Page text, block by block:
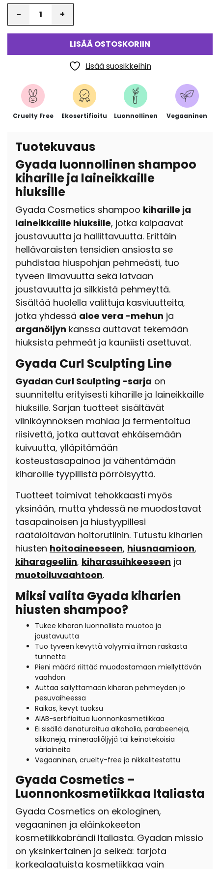
LISÄÄ OSTOSKORIIN
Lisää suosikkeihin
Cruelty Free Ekosertifioitu Luonnollinen Vegaaninen
Tuotekuvaus
Gyada luonnollinen shampoo
kiharille ja laineikkaille
hiuksille
Gyada Cosmetics shampoo kiharille ja
laineikkaille hiuksille, jotka kaipaavat
joustavuutta ja hallittavuutta. Erittäin
hellävaraisten tensidien ansiosta se
puhdistaa hiuspohjan pehmeästi, tuo
tyveen ilmavuutta sekä latvaan
joustavuutta ja silkkistä pehmeyttä.
Sisältää huolella valittuja kasviuutteita,
jotka yhdessä aloe vera -mehun ja
arganöljyn kanssa auttavat tekemään
hiuksista pehmeät ja kauniisti asettuvat.
Gyada Curl Sculpting Line
Gyadan Curl Sculpting -sarja on
suunniteltu erityisesti kiharille ja laineikkaille
hiuksille. Sarjan tuotteet sisältävät
viiniköynnöksen mahlaa ja fermentoitua
riisivettä, jotka auttavat ehkäisemään
kuivuutta, ylläpitämään
kosteustasapainoa ja vähentämään
kiharoille tyypillistä pörröisyyttä.
Tuotteet toimivat tehokkaasti myös
yksinään, mutta yhdessä ne muodostavat
tasapainoisen ja hiustyypillesi
räätälöitävän hoitorutiinin. Tutustu kiharien
hiusten hoitoaineeseen, hiusnaamioon,
kiharageeliin, kiharasuihkeeseen ja
muotoiluvaahtoon.
Miksi valita Gyada kiharien
hiusten shampoo?
Tukee kiharan luonnollista muotoa ja
joustavuutta
Tuo tyveen kevyttä volyymia ilman raskasta
tunnetta
Pieni määrä riittää muodostamaan miellyttävän
vaahdon
Auttaa säilyttämään kiharan pehmeyden jo
pesuvaiheessa
Raikas, kevyt tuoksu
AIAB-sertifioitua luonnonkosmetiikkaa
Ei sisällä denaturoitua alkoholia, parabeeneja,
silikoneja, mineraaliöljyjä tai keinotekoisia
väriaineita
Vegaaninen, cruelty-free ja nikkelitestattu
Gyada Cosmetics –
Luonnonkosmetiikkaa Italiasta
Gyada Cosmetics on ekologinen,
vegaaninen ja eläinkokeeton
kosmetiikkabrändi Italiasta. Gyadan missio
on yksinkertainen ja selkeä: tarjota
korkealaatuista kosmetiikkaa vain